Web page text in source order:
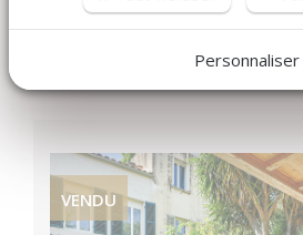
VENDU
Personnaliser